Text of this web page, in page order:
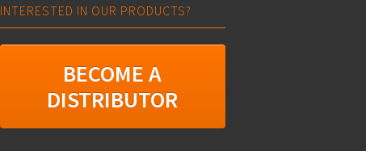
INTERESTED IN OUR PRODUCTS?
BECOME A
DISTRIBUTOR